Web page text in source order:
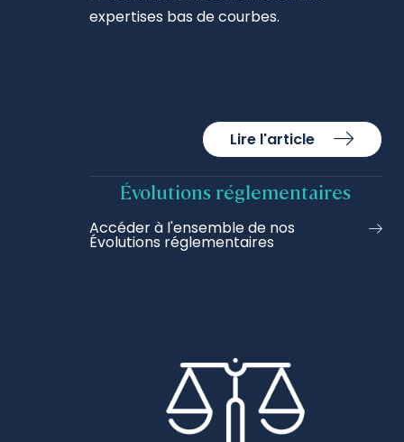
expertises bas de courbes.
Lire l'article
Évolutions réglementaires
Accéder à l'ensemble de nos
Évolutions réglementaires